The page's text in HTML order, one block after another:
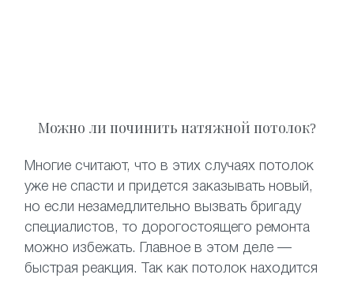
Можно ли починить натяжной потолок?
Многие считают, что в этих случаях потолок
уже не спасти и придется заказывать новый,
но если незамедлительно вызвать бригаду
специалистов, то дорогостоящего ремонта
можно избежать. Главное в этом деле —
быстрая реакция. Так как потолок находится